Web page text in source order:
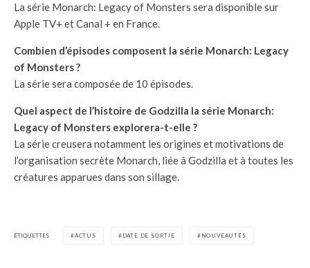
La série Monarch: Legacy of Monsters sera disponible sur
Apple TV+ et Canal + en France.
Combien d’épisodes composent la série Monarch: Legacy
of Monsters ?
La série sera composée de 10 épisodes.
Quel aspect de l’histoire de Godzilla la série Monarch:
Legacy of Monsters explorera-t-elle ?
La série creusera notamment les origines et motivations de
l’organisation secrète Monarch, liée à Godzilla et à toutes les
créatures apparues dans son sillage.
ÉTIQUETTES ACTUS DATE DE SORTIE NOUVEAUTÉS